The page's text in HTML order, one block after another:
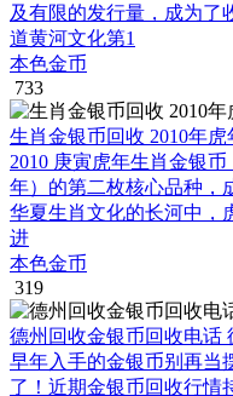
及有限的发行量，成为了
道黄河文化第1
本色金币
733
生肖金银币回收 2010年
2010 庚寅虎年生肖金银
年）的第二枚核心品种，
华夏生肖文化的长河中，
进
本色金币
319
德州回收金银币回收电话
早年入手的金银币别再当
了！近期金银币回收行情